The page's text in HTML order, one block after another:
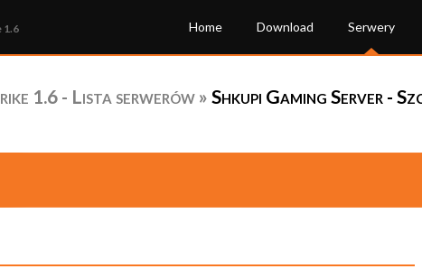
1.6 Home Download Serwery
1.6 - Lista serwerów» Shkupi Gaming Server -